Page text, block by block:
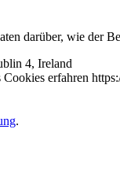
darüber, wie der
4, Ireland
erfahren
.